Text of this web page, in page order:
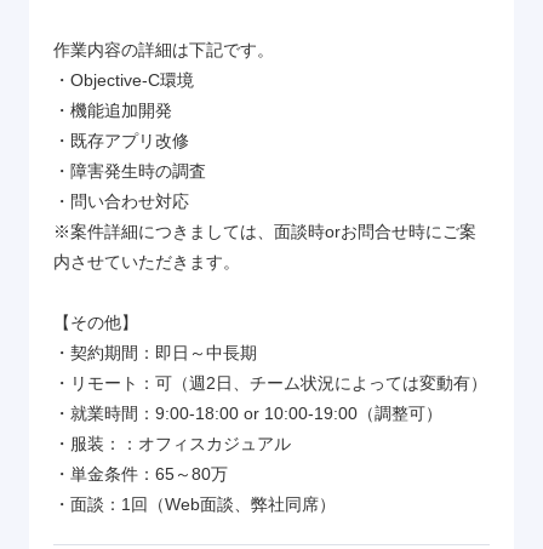
作業内容の詳細は下記です。
・Objective-C環境
・機能追加開発
・既存アプリ改修
・障害発生時の調査
・問い合わせ対応
※案件詳細につきましては、面談時orお問合せ時にご案
内させていただきます。
【その他】
・契約期間：即日～中長期
・リモート：可（週2日、チーム状況によっては変動有）
・就業時間：9:00-18:00 or 10:00-19:00（調整可）
・服装：：オフィスカジュアル
・単金条件：65～80万
・面談：1回（Web面談、弊社同席）